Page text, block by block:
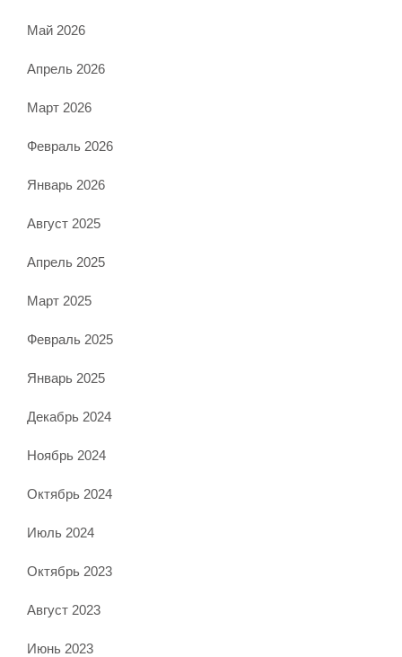
Май 2026
Апрель 2026
Март 2026
Февраль 2026
Январь 2026
Август 2025
Апрель 2025
Март 2025
Февраль 2025
Январь 2025
Декабрь 2024
Ноябрь 2024
Октябрь 2024
Июль 2024
Октябрь 2023
Август 2023
Июнь 2023